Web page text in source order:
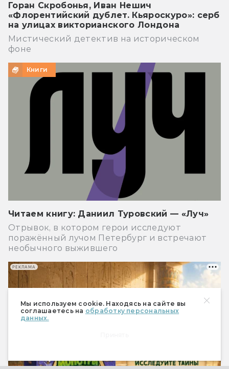
Мы используем cookie. Находясь на сайте вы
соглашаетесь на обработку персональных
данных.
Горан Скробонья, Иван Нешич
«Флорентийский дублет. Кьяроскуро»: серб
на улицах викторианского Лондона
Мистический детектив на историческом
фоне
Книги
Читаем книгу: Даниил Туровский — «Луч»
Отрывок, в котором герои исследуют
поражённый лучом Петербург и встречают
необычного выжившего
РЕКЛАМА